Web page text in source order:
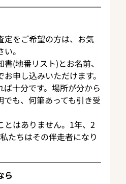
定をご希望の方は、お気
。
(地番リスト)とお名前、
申し込みいただけます。
十分です。場所が分から
も、何筆あっても引き受
とはありません。1年、2
たちはその伴走者になり
ら